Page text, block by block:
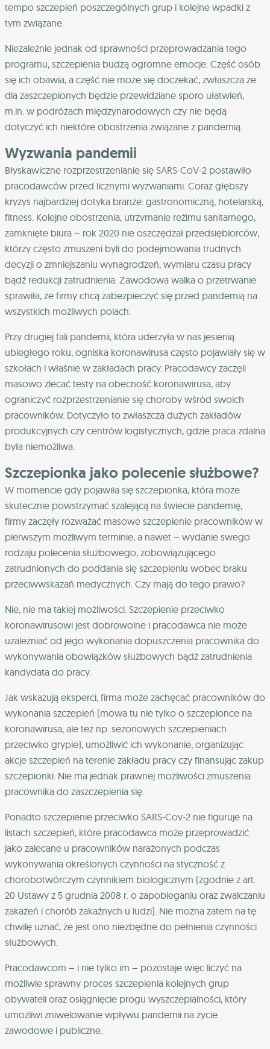
tempo szczepień poszczególnych grup i kolejne wpadki z
tym związane.
Niezależnie jednak od sprawności przeprowadzania tego
programu, szczepienia budzą ogromne emocje. Część osób
się ich obawia, a część nie może się doczekać, zwłaszcza że
dla zaszczepionych będzie przewidziane sporo ułatwień,
m.in. w podróżach międzynarodowych czy nie będą
dotyczyć ich niektóre obostrzenia związane z pandemią.
Wyzwania pandemii
Błyskawiczne rozprzestrzenianie się SARS-CoV-2 postawiło
pracodawców przed licznymi wyzwaniami. Coraz głębszy
kryzys najbardziej dotyka branże: gastronomiczną, hotelarską,
fitness. Kolejne obostrzenia, utrzymanie reżimu sanitarnego,
zamknięte biura – rok 2020 nie oszczędzał przedsiębiorców,
którzy często zmuszeni byli do podejmowania trudnych
decyzji o zmniejszaniu wynagrodzeń, wymiaru czasu pracy
bądź redukcji zatrudnienia. Zawodowa walka o przetrwanie
sprawiła, że firmy chcą zabezpieczyć się przed pandemią na
wszystkich możliwych polach.
Przy drugiej fali pandemii, która uderzyła w nas jesienią
ubiegłego roku, ogniska koronawirusa często pojawiały się w
szkołach i właśnie w zakładach pracy. Pracodawcy zaczęli
masowo zlecać testy na obecność koronawirusa, aby
ograniczyć rozprzestrzenianie się choroby wśród swoich
pracowników. Dotyczyło to zwłaszcza dużych zakładów
produkcyjnych czy centrów logistycznych, gdzie praca zdalna
była niemożliwa.
Szczepionka jako polecenie służbowe?
W momencie gdy pojawiła się szczepionka, która może
skutecznie powstrzymać szalejącą na świecie pandemię,
firmy zaczęły rozważać masowe szczepienie pracowników w
pierwszym możliwym terminie, a nawet – wydanie swego
rodzaju polecenia służbowego, zobowiązującego
zatrudnionych do poddania się szczepieniu wobec braku
przeciwwskazań medycznych. Czy mają do tego prawo?
Nie, nie ma takiej możliwości. Szczepienie przeciwko
koronawirusowi jest dobrowolne i pracodawca nie może
uzależniać od jego wykonania dopuszczenia pracownika do
wykonywania obowiązków służbowych bądź zatrudnienia
kandydata do pracy.
Jak wskazują eksperci, firma może zachęcać pracowników do
wykonania szczepień (mowa tu nie tylko o szczepionce na
koronawirusa, ale też np. sezonowych szczepieniach
przeciwko grypie), umożliwić ich wykonanie, organizując
akcje szczepień na terenie zakładu pracy czy finansując zakup
szczepionki. Nie ma jednak prawnej możliwości zmuszenia
pracownika do zaszczepienia się.
Ponadto szczepienie przeciwko SARS-Cov-2 nie figuruje na
listach szczepień, które pracodawca może przeprowadzić
jako zalecane u pracowników narażonych podczas
wykonywania określonych czynności na styczność z
chorobotwórczym czynnikiem biologicznym (zgodnie z art.
20 Ustawy z 5 grudnia 2008 r. o zapobieganiu oraz zwalczaniu
zakażeń i chorób zakaźnych u ludzi). Nie można zatem na tę
chwilę uznać, że jest ono niezbędne do pełnienia czynności
służbowych.
Pracodawcom – i nie tylko im – pozostaje więc liczyć na
możliwie sprawny proces szczepienia kolejnych grup
obywateli oraz osiągnięcie progu wyszczepialności, który
umożliwi zniwelowanie wpływu pandemii na życie
zawodowe i publiczne.